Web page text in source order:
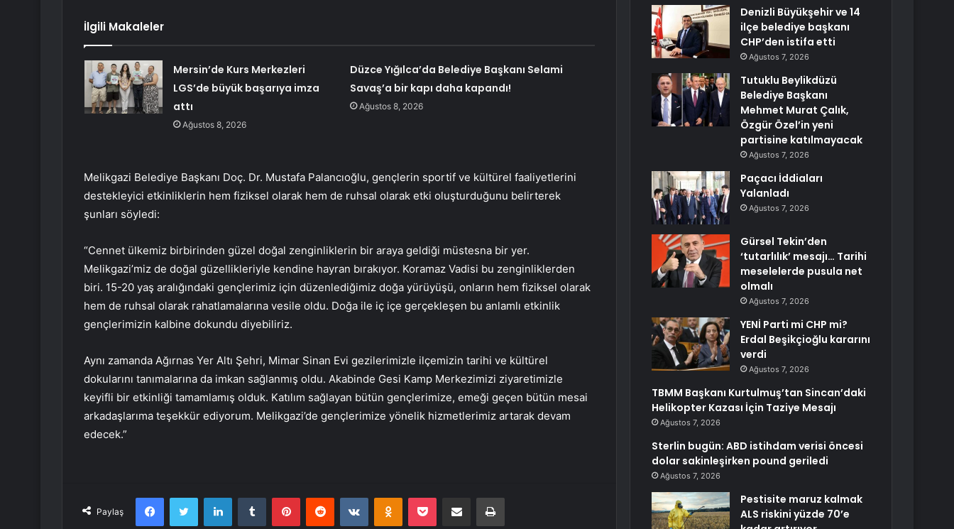
İlgili Makaleler
Mersin’de Kurs Merkezleri
LGS’de büyük başarıya imza
attı
Ağustos 8, 2026
Düzce Yığılca’da Belediye Başkanı Selami
Savaş’a bir kapı daha kapandı!
Ağustos 8, 2026
Melikgazi Belediye Başkanı Doç. Dr. Mustafa Palancıoğlu, gençlerin sportif ve kültürel faaliyetlerini
destekleyici etkinliklerin hem fiziksel olarak hem de ruhsal olarak etki oluşturduğunu belirterek
şunları söyledi:
“Cennet ülkemiz birbirinden güzel doğal zenginliklerin bir araya geldiği müstesna bir yer.
Melikgazi’miz de doğal güzellikleriyle kendine hayran bırakıyor. Koramaz Vadisi bu zenginliklerden
biri. 15-20 yaş aralığındaki gençlerimiz için düzenlediğimiz doğa yürüyüşü, onların hem fiziksel olarak
hem de ruhsal olarak rahatlamalarına vesile oldu. Doğa ile iç içe gerçekleşen bu anlamlı etkinlik
gençlerimizin kalbine dokundu diyebiliriz.
Aynı zamanda Ağırnas Yer Altı Şehri, Mimar Sinan Evi gezilerimizle ilçemizin tarihi ve kültürel
dokularını tanımalarına da imkan sağlanmış oldu. Akabinde Gesi Kamp Merkezimizi ziyaretimizle
keyifli bir etkinliği tamamlamış olduk. Katılım sağlayan bütün gençlerimize, emeği geçen bütün mesai
arkadaşlarıma teşekkür ediyorum. Melikgazi’de gençlerimize yönelik hizmetlerimiz artarak devam
edecek.”
Paylaş
FacebookTwitter LinkedInTumblr PinterestReddit VKontakteOdnoklassniki
Pocket E-Posta ile paylaş Yazdır
Denizli Büyükşehir ve 14
ilçe belediye başkanı
CHP’den istifa etti
Ağustos 7, 2026
Tutuklu Beylikdüzü
Belediye Başkanı
Mehmet Murat Çalık,
Özgür Özel’in yeni
partisine katılmayacak
Ağustos 7, 2026
Paçacı İddiaları
Yalanladı
Ağustos 7, 2026
Gürsel Tekin’den
‘tutarlılık’ mesajı… Tarihi
meselelerde pusula net
olmalı
Ağustos 7, 2026
YENİ Parti mi CHP mi?
Erdal Beşikçioğlu kararını
verdi
Ağustos 7, 2026
TBMM Başkanı Kurtulmuş’tan Sincan’daki
Helikopter Kazası İçin Taziye Mesajı
Ağustos 7, 2026
Sterlin bugün: ABD istihdam verisi öncesi
dolar sakinleşirken pound geriledi
Ağustos 7, 2026
Pestisite maruz kalmak
ALS riskini yüzde 70’e